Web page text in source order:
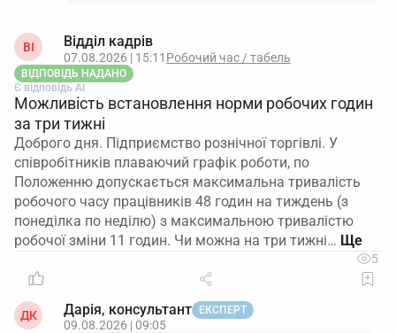
ВІ Відділ кадрів
07.08.2026 | 15:11 Робочий час / табель
ВІДПОВІДЬ НАДАНО
Є відповідь АІ
Можливість встановлення норми робочих годин
за три тижні
Доброго дня. Підприємство рознічної торгівлі. У
співробітників плаваючий графік роботи, по
Положенню допускається максимальна тривалість
робочого часу працівників 48 годин на тиждень (з
понеділка по неділю) з максимальною тривалістю
робочої зміни 11 годин. Чи можна на три тижні…
5
ДК Дарія, консультант ЕКСПЕРТ
09.08.2026 | 09:05